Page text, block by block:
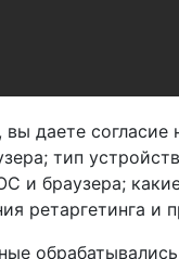
Мы
даете
тип
и браузера;
ретаргетинга и